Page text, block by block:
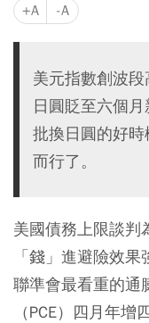
+A -A
美元指數創波
日圓貶至六個
批換日圓的好
而行了。
美國債務上限談判
「錢」進避險效
聯準會最看重的通
（PCE）四月年